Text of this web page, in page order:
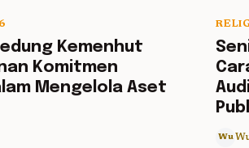
5 min read
Kemenhut
Komitmen
Mengelola Aset
Wu